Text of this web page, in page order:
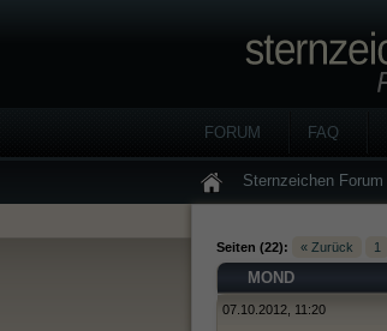
FORUM FAQ
Sternzeichen Forum
Seiten (22): « Zurück 1
MOND
07.10.2012, 11:20